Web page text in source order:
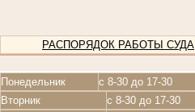
РАСПОРЯДОК РАБОТЫ СУДА
Понедельник
с 8-30 до 17-30
Вторник
с 8-30 до 17-30